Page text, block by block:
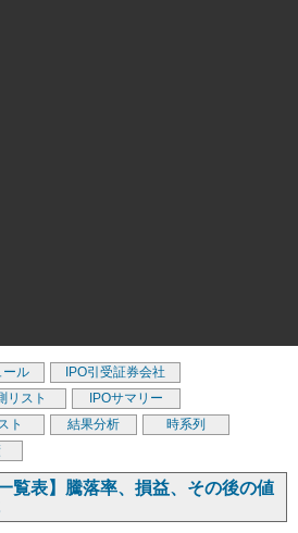
ール
IPO引受証券会社
リスト
IPOサマリー
ト 結果分析
時系列
覧表】騰落率、損益、その後の値